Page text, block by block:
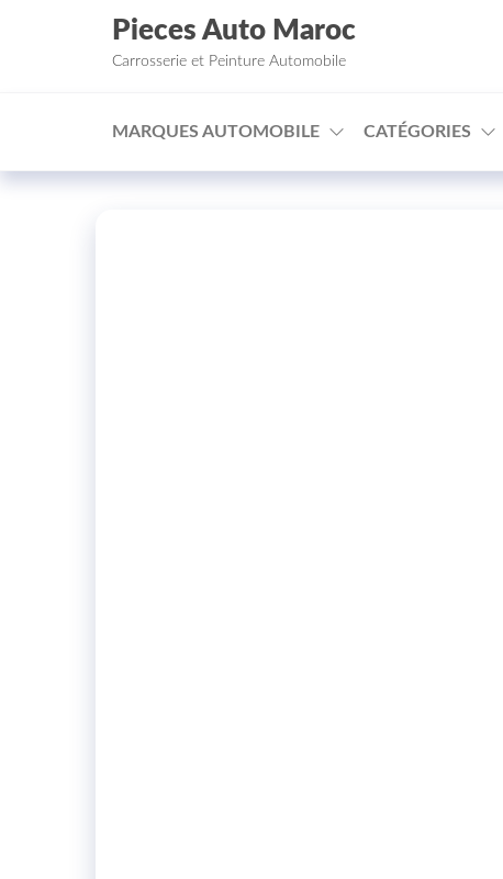
Aller au contenu
Pieces Auto Maroc
Carrosserie et Peinture Automobile
MARQUES AUTOMOBILE CATÉGORIES